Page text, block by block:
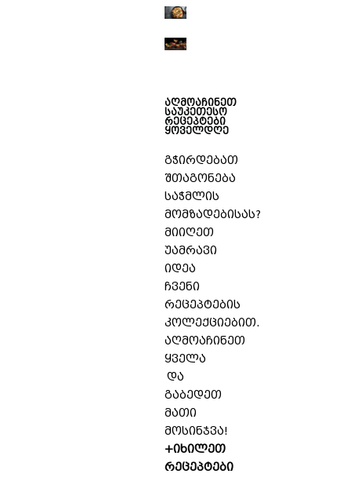
აღმოაჩინეთ
საუკეთესო
რეცეპტები
ყოველდღე
გჭირდებათ
შთაგონება
საჭმლის
მომზადებისას?
მიიღეთ
უამრავი
იდეა
ჩვენი
რეცეპტების
კოლექციებით.
აღმოაჩინეთ
ყველა
და
გაბედეთ
მათი
მოსინჯვა!
+იხილეთ
რეცეპტები